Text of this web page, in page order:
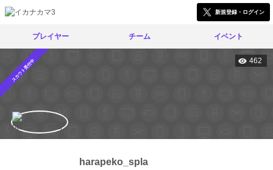
新規登録・ログイン
プレイヤー チーム イベント
スカウト受付中 462
harapeko_spla